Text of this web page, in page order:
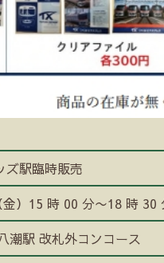
ズ駅臨時販売
）15 時 00 分〜18 時 30
潮駅 改札外コンコース